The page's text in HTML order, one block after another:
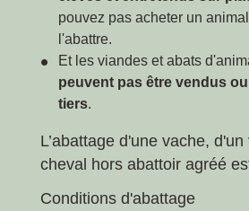
pouvez pas acheter un
l'abattre.
Et les viandes et abats
peuvent pas être vendus
tiers.
L’abattage d'une vache,
cheval hors abattoir agréé
Conditions d'abattage